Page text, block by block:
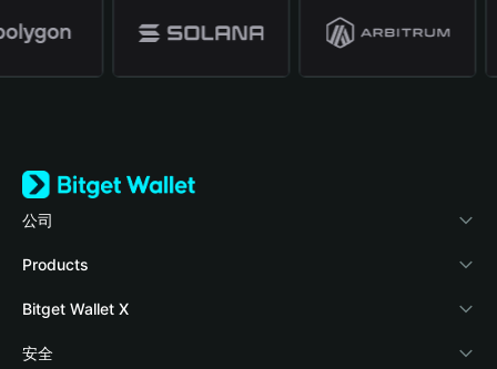
公司
關於 Bitget Wallet
部落格
學院
Products
Crypto Card
Stablecoin Earn
Bitget Wallet X
開發者文件
安全